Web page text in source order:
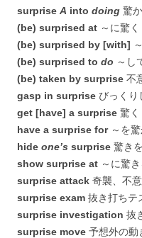
surprise A into doing 驚
(be) surprised at ～に驚く
(be) surprised by [with]
(be) surprised to do ～し
(be) taken by surprise 不
gasp in surprise びっくり
get [have] a surprise 驚く
have a surprise for～を驚
hide one’s surprise 驚き
show surprise at ～に驚
surprise attack 奇襲、不
surprise exam 抜き打ちテ
surprise investigation 抜
surprise move 予想外の動